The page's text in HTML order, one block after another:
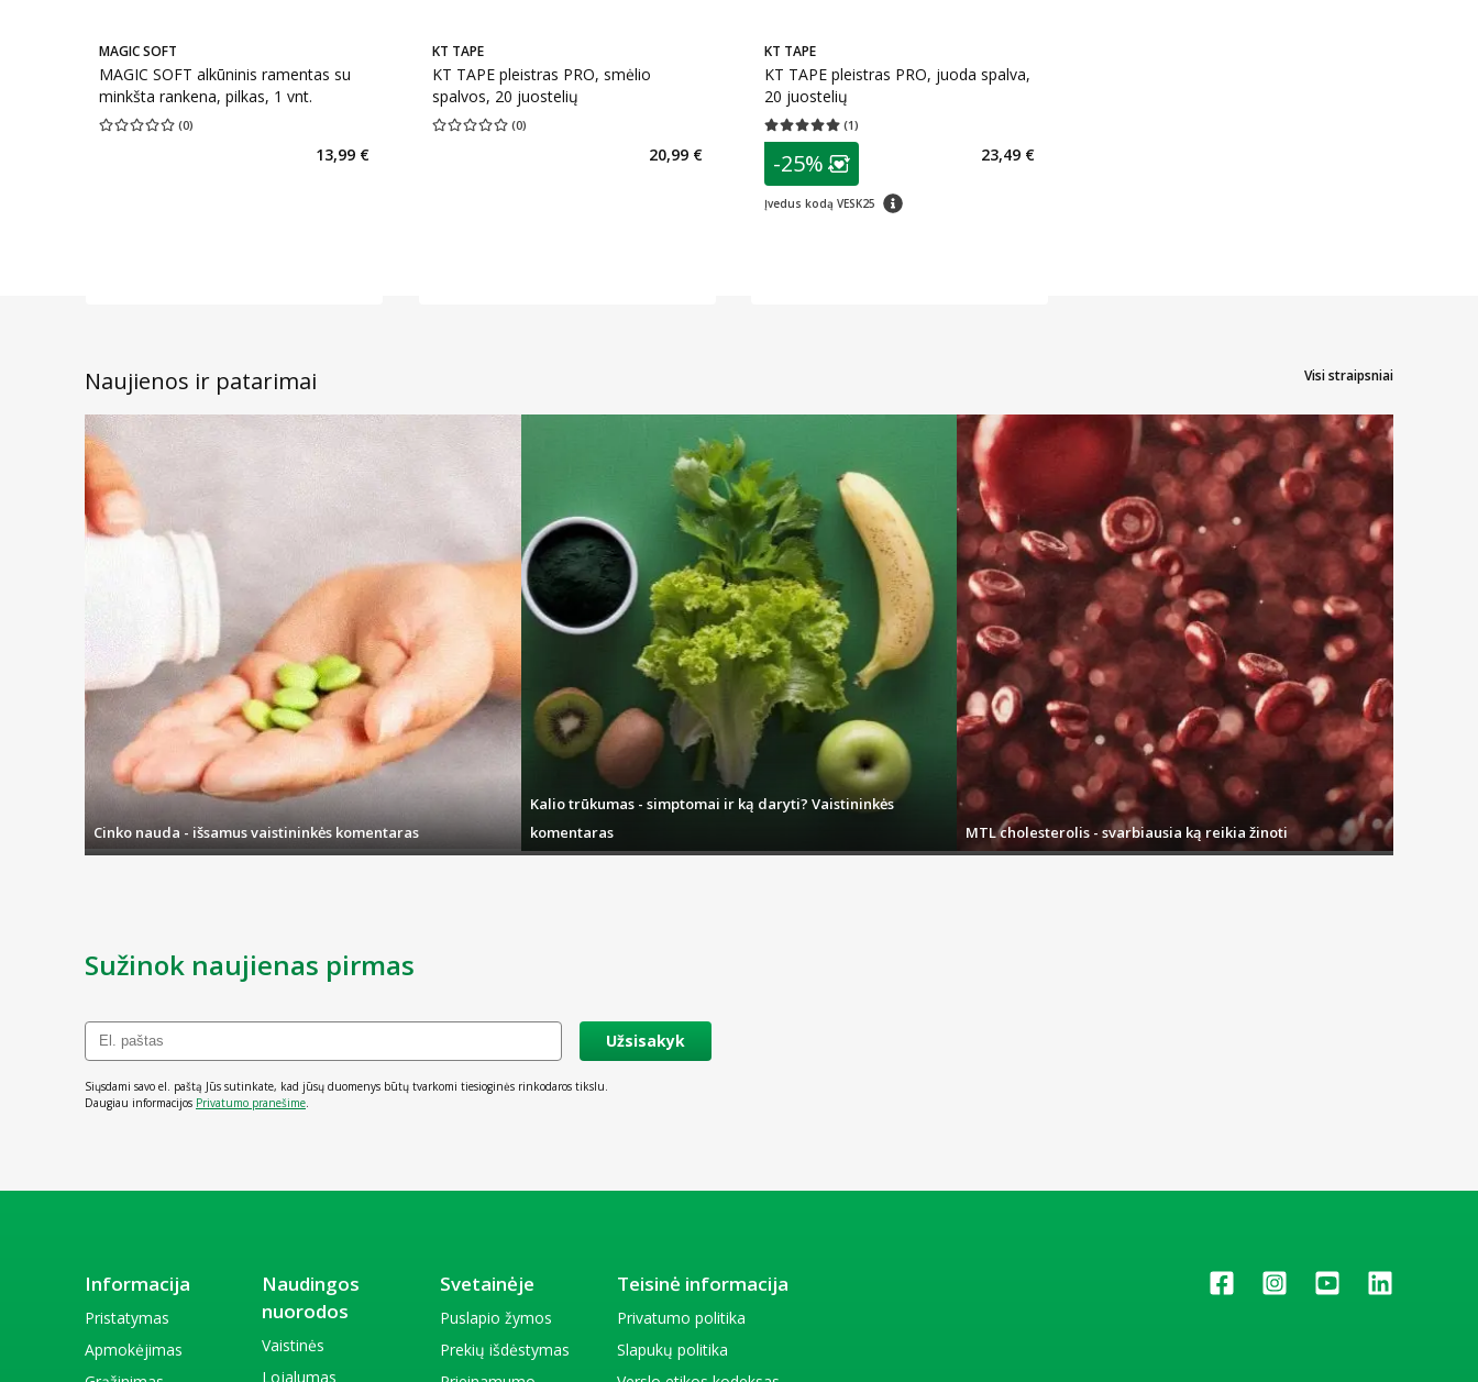
MAGIC SOFT
MAGIC SOFT alkūninis ramentas su
minkšta rankena, pilkas, 1 vnt.
(0)
Vidutinis įvertinimas 0.00
13,99 €
KT TAPE
KT TAPE pleistras PRO, smėlio
spalvos, 20 juostelių
(0)
Vidutinis įvertinimas 0.00
20,99 €
KT TAPE
KT TAPE pleistras PRO, juoda spalva,
20 juostelių
(1)
Vidutinis įvertinimas 5.00
patarimas
Lojalumo klubo narių nuolaida
-25%
Įvedus kodą VESK25 patarimas
23,49 €
Naujienos ir patarimai Visi straipsniai
Cinko nauda - išsamus vaistininkės komentaras
Kalio trūkumas - simptomai ir ką daryti? Vaistininkės
komentaras
MTL cholesterolis - svarbiausia ką reikia žinoti
Sužinok naujienas pirmas
Užsisakyk
Siųsdami savo el. paštą Jūs sutinkate, kad jūsų duomenys būtų tvarkomi tiesioginės rinkodaros tikslu.
Daugiau informacijos Privatumo pranešime
Informacija
Pristatymas
Apmokėjimas
Naudingos
nuorodos
Vaistinės
Lojalumas
Svetainėje
Puslapio žymos
Prekių išdėstymas
Teisinė informacija
Privatumo politika
Slapukų politika